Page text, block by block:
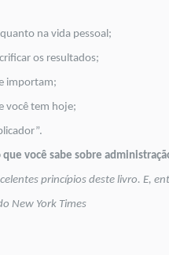
na vida pessoal;
os resultados;
importam;
você tem hoje;
você sabe sobre
princípios deste livro. E,
New York Times